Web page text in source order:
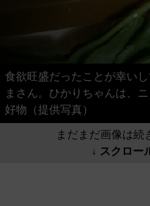
食欲旺盛だったことが幸い
まさん。ひかりちゃんは、
好物（提供写真）
まだまだ画像は続
↓ スクロー